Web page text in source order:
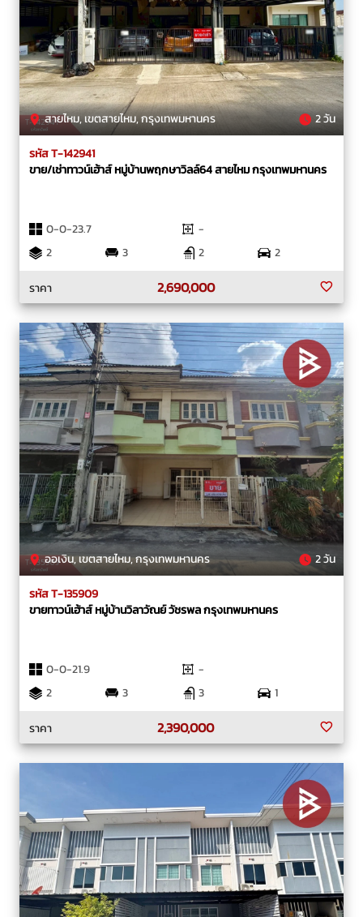
สายไหม, เขตสายไหม, กรุงเทพมหานคร 2 วัน
รหัส T-142941
ขาย/เช่าทาวน์เฮ้าส์ หมู่บ้านพฤกษาวิลล์64 สายไหม กรุงเทพมหานคร
0-0-23.7
-
2
3 2
2
ราคา
2,690,000
ออเงิน, เขตสายไหม, กรุงเทพมหานคร 2 วัน
รหัส T-135909
ขายทาวน์เฮ้าส์ หมู่บ้านวิลาวัณย์ วัชรพล กรุงเทพมหานคร
0-0-21.9
-
2
3 3
1
ราคา
2,390,000